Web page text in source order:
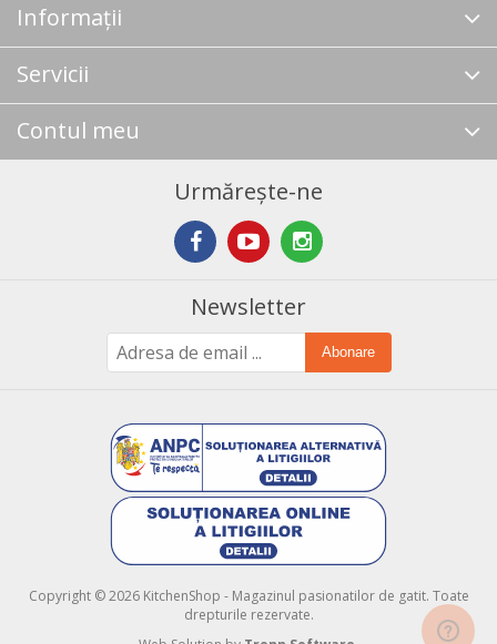
Informații
Servicii
Contul meu
Urmărește-ne
Newsletter
Abonare
Copyright © 2026 KitchenShop - Magazinul pasionatilor de gatit. Toate
drepturile rezervate.